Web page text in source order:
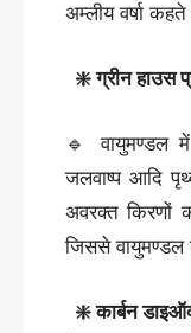
अम्लीय वर्षा
❇️ ग्रीन हाउस
🔹 वायुमण्डल
जलवाष्प आदि
अवरक्त किरणों
जिससे वायुमण्डल
❇️ कार्बन